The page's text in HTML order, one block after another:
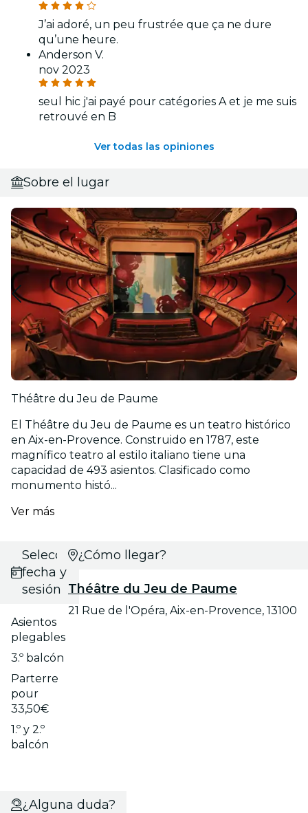
J’ai adoré, un peu frustrée que ça ne dure
qu’une heure.
Anderson V.
nov 2023
seul hic j'ai payé pour catégories A et je me suis
retrouvé en B
Ver todas las opiniones
Sobre el lugar
Théâtre du Jeu de Paume
El Théâtre du Jeu de Paume es un teatro histórico
en Aix-en-Provence. Construido en 1787, este
magnífico teatro al estilo italiano tiene una
capacidad de 493 asientos. Clasificado como
monumento histó...
Ver más
Selecciona
fecha y
sesión
Asientos
plegables
3.º balcón
Parterre
pour
33,50€
1.º y 2.º
balcón
¿Cómo llegar?
Théâtre du Jeu de Paume
21 Rue de l'Opéra, Aix-en-Provence, 13100
¿Alguna duda?